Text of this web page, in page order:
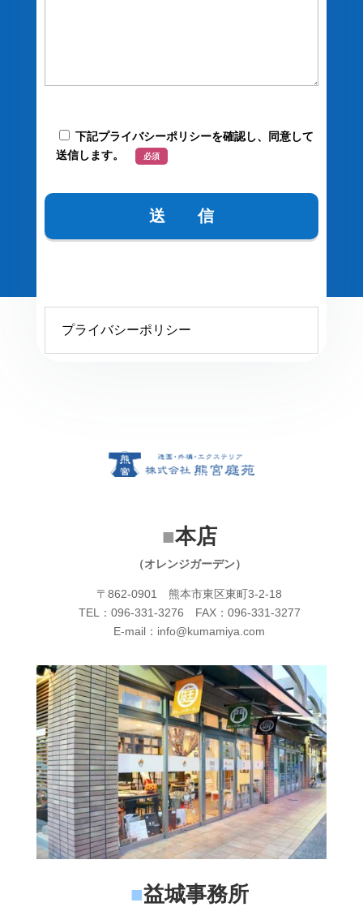
下記プライバシーポリシーを確認し、同意して
送信します。
必須
プライバシーポリシー
■本店
（オレンジガーデン）
〒862-0901 熊本市東区東町3-2-18
TEL：096-331-3276 FAX：096-331-3277
E-mail：info@kumamiya.com
■益城事務所